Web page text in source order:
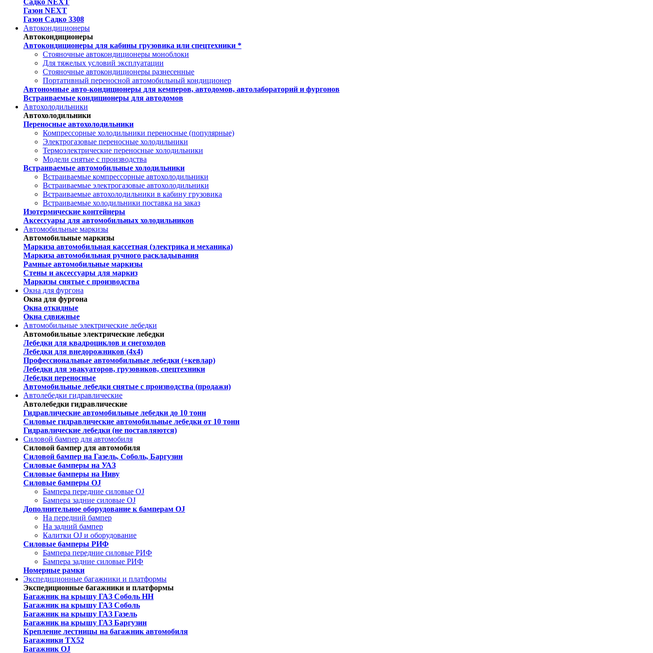
Садко NEXT
Газон NEXT
Газон Садко 3308
Автокондиционеры
Автокондиционеры
Автокондиционеры для кабины грузовика или спецтехники *
Стояночные автокондиционеры моноблоки
Для тяжелых условий эксплуатации
Стояночные автокондиционеры разнесенные
Портативный переносной автомобильный кондиционер
Автономные авто-кондиционеры для кемперов, автодомов, автолабораторий и фургонов
Встраиваемые кондиционеры для автодомов
Автохолодильники
Автохолодильники
Переносные автохолодильники
Компрессорные холодильники переносные (популярные)
Электрогазовые переносные холодильники
Термоэлектрические переносные холодильники
Модели снятые с производства
Встраиваемые автомобильные холодильники
Встраиваемые компрессорные автохолодильники
Встраиваемые электрогазовые автохолодильники
Встраиваемые автохолодильники в кабину грузовика
Встраиваемые холодильники поставка на заказ
Изотермические контейнеры
Аксессуары для автомобильных холодильников
Автомобильные маркизы
Автомобильные маркизы
Маркиза автомобильная кассетная (электрика и механика)
Маркиза автомобильная ручного раскладывания
Рамные автомобильные маркизы
Стены и аксессуары для маркиз
Маркизы снятые с производства
Окна для фургона
Окна для фургона
Окна откидные
Окна сдвижные
Автомобильные электрические лебедки
Автомобильные электрические лебедки
Лебедки для квадроциклов и снегоходов
Лебедки для внедорожников (4х4)
Профессиональные автомобильные лебедки (+кевлар)
Лебедки для эвакуаторов, грузовиков, спецтехники
Лебедки переносные
Автомобильные лебедки снятые с производства (продажи)
Автолебедки гидравлические
Автолебедки гидравлические
Гидравлические автомобильные лебедки до 10 тонн
Силовые гидравлические автомобильные лебедки от 10 тонн
Гидравлические лебедки (не поставляются)
Силовой бампер для автомобиля
Силовой бампер для автомобиля
Силовой бампер на Газель, Соболь, Баргузин
Силовые бамперы на УАЗ
Силовые бамперы на Ниву
Силовые бамперы OJ
Бампера передние силовые OJ
Бампера задние силовые OJ
Дополнительное оборудование к бамперам OJ
На передний бампер
На задний бампер
Калитки OJ и оборудование
Силовые бамперы РИФ
Бампера передние силовые РИФ
Бампера задние силовые РИФ
Номерные рамки
Экспедиционные багажники и платформы
Экспедиционные багажники и платформы
Багажник на крышу ГАЗ Соболь НН
Багажник на крышу ГАЗ Соболь
Багажник на крышу ГАЗ Газель
Багажник на крышу ГАЗ Баргузин
Крепление лестницы на багажник автомобиля
Багажники ТХ52
Багажник OJ